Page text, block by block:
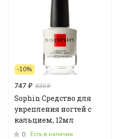
-10%
747 ₽ 830 ₽
Sophin Средство для
укрепления ногтей с
кальцием, 12мл
0
Есть в наличии